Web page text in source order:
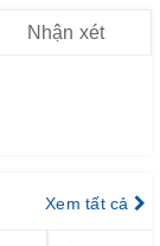
Nhận xét
Xem tất cả